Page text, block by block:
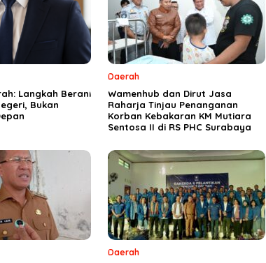
Langkah Berani
Bukan
Daerah
Wamenhub dan Dirut Jasa
Raharja Tinjau Penanganan
Korban Kebakaran KM Mutiara
Sentosa II di RS PHC Surabaya
Daerah